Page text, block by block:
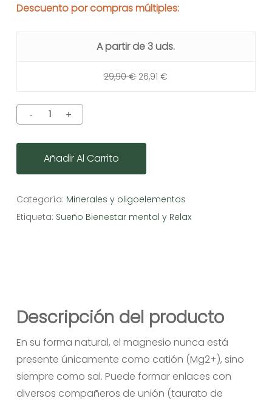
Descuento por compras múltiples:
A partir de 3 uds.
29,90€ 26,91€
Añadir Al Carrito
Categoría: Minerales y oligoelementos
Etiqueta: Sueño Bienestar mental y Relax
Descripción del producto
En su forma natural, el magnesio nunca está
presente únicamente como catión (Mg2+), sino
siempre como sal. Puede formar enlaces con
diversos compañeros de unión (taurato de